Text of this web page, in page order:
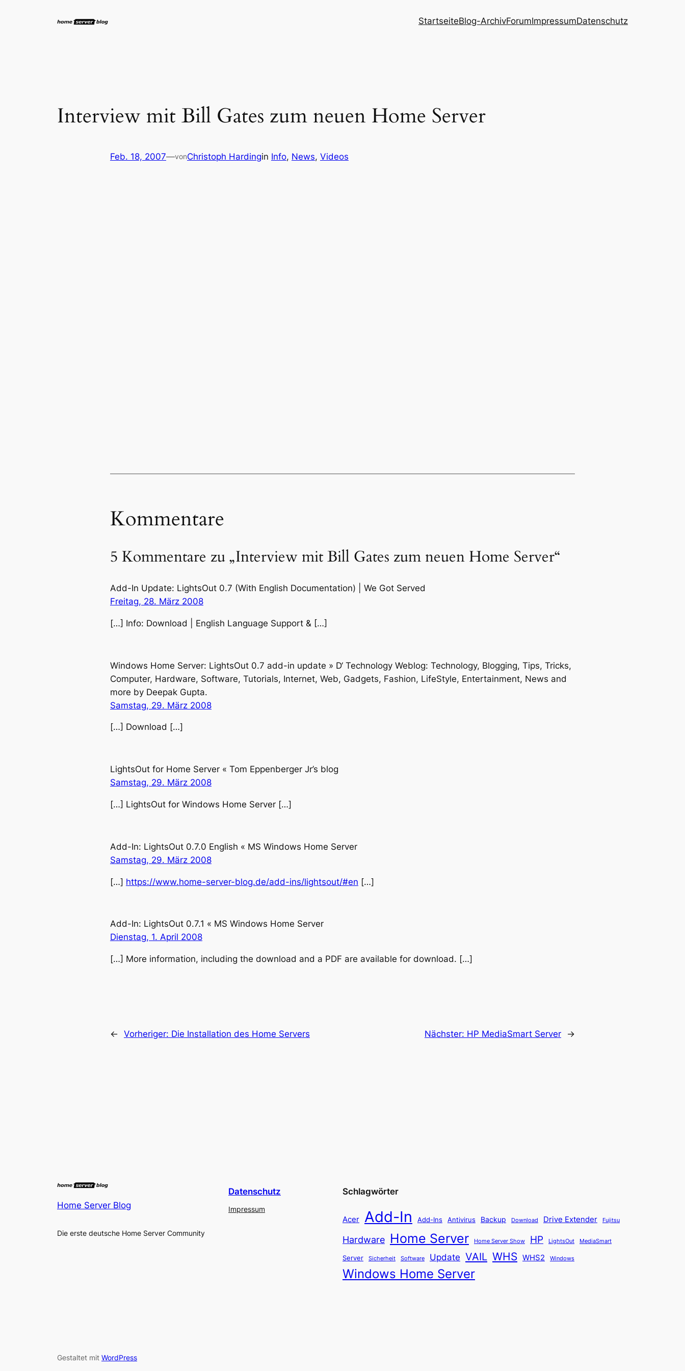
StartseiteBlog-ArchivForumImpressumDatenschutz
Interview mit Bill Gates zum neuen Home Server
Feb. 18, 2007—vonChristoph Hardingin Info, News, Videos
Kommentare
5 Kommentare zu „Interview mit Bill Gates zum neuen Home Server“
Add-In Update: LightsOut 0.7 (With English Documentation) | We Got Served
Freitag, 28. März 2008
[…] Info: Download | English Language Support & […]
Windows Home Server: LightsOut 0.7 add-in update » D‘ Technology Weblog: Technology, Blogging, Tips, Tricks,
Computer, Hardware, Software, Tutorials, Internet, Web, Gadgets, Fashion, LifeStyle, Entertainment, News and
more by Deepak Gupta.
Samstag, 29. März 2008
[…] Download […]
LightsOut for Home Server « Tom Eppenberger Jr’s blog
Samstag, 29. März 2008
[…] LightsOut for Windows Home Server […]
Add-In: LightsOut 0.7.0 English « MS Windows Home Server
Samstag, 29. März 2008
[…] https://www.home-server-blog.de/add-ins/lightsout/#en […]
Add-In: LightsOut 0.7.1 « MS Windows Home Server
Dienstag, 1. April 2008
[…] More information, including the download and a PDF are available for download. […]
← Vorheriger: Die Installation des Home Servers Nächster: HP MediaSmart Server →
Home Server Blog
Die erste deutsche Home Server Community
Datenschutz
Impressum
Schlagwörter
Acer Add-In Add-Ins Antivirus Backup Download Drive Extender Fujitsu
Hardware Home Server Home Server Show HP LightsOut MediaSmart
Server Sicherheit Software Update VAIL WHS WHS2 Windows
Windows Home Server
Gestaltet mit WordPress